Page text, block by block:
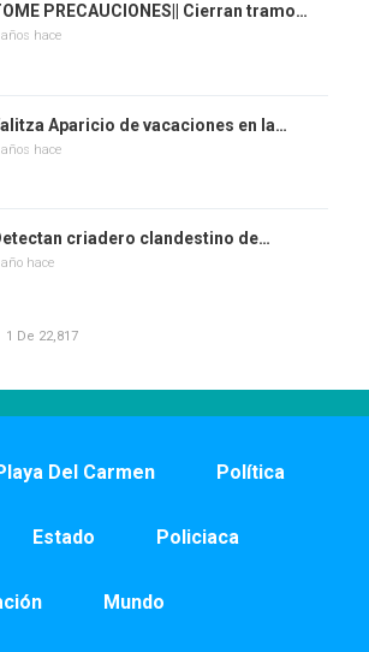
PRECAUCIONES|| Cierran tramo…
años hace
Aparicio de vacaciones en la…
años hace
criadero clandestino de…
hace
1 De 22,817
Del Carmen Política
Estado Policiaca
Mundo